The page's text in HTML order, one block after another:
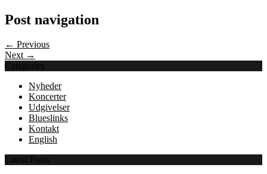
Post navigation
← Previous
Next →
Categories
Nyheder
Koncerter
Udgivelser
Blueslinks
Kontakt
English
Latest Posts